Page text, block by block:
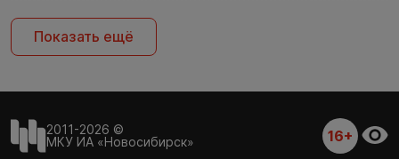
Показать ещё
2011-2026 ©
МКУ ИА «Новосибирск»
16+